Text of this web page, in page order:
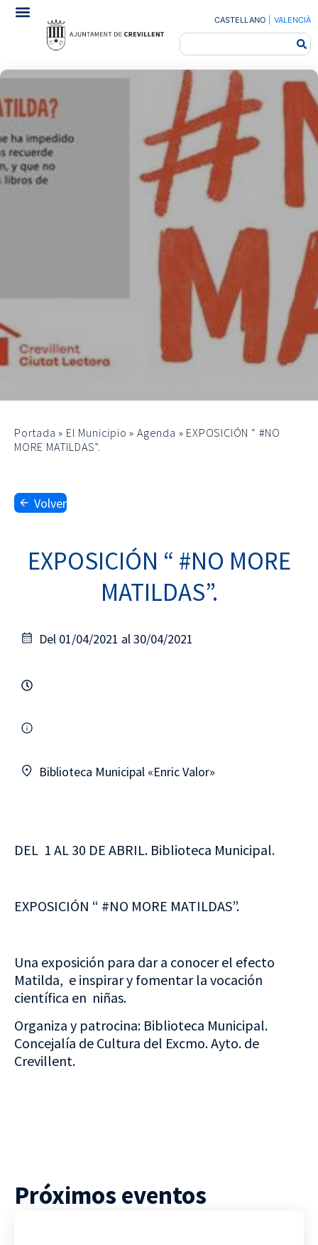
CASTELLANO VALENCIÀ
Portada » El Municipio »Agenda » EXPOSICIÓN “ #NO
MORE MATILDAS”.
Volver
EXPOSICIÓN “ #NO MORE
MATILDAS”.
Del 01/04/2021 al 30/04/2021
Biblioteca Municipal «Enric Valor»
DEL 1 AL 30 DE ABRIL. Biblioteca Municipal.
EXPOSICIÓN “ #NO MORE MATILDAS”.
Una exposición para dar a conocer el efecto
Matilda, e inspirar y fomentar la vocación
científica en niñas.
Organiza y patrocina: Biblioteca Municipal.
Concejalía de Cultura del Excmo. Ayto. de
Crevillent.
Próximos eventos